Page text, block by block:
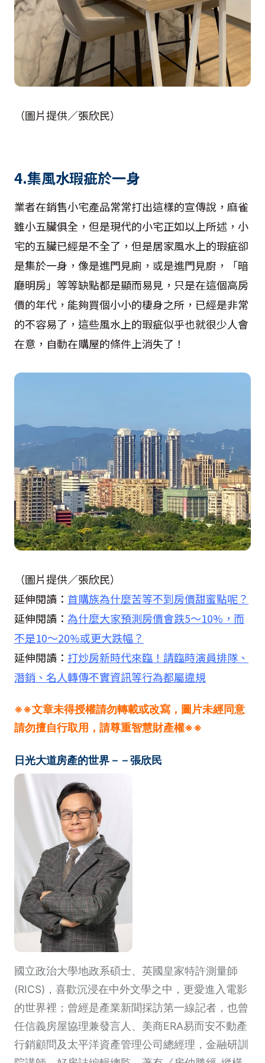
（圖片提供／張欣民）
4.集風水瑕疵於一身
業者在銷售小宅產品常常打出這樣的宣傳說，麻雀
雖小五臟俱全，但是現代的小宅正如以上所述，小
宅的五臟已經是不全了，但是居家風水上的瑕疵卻
是集於一身，像是進門見廁，或是進門見廚，「暗
廳明房」等等缺點都是顯而易見，只是在這個高房
價的年代，能夠買個小小的棲身之所，已經是非常
的不容易了，這些風水上的瑕疵似乎也就很少人會
在意，自動在購屋的條件上消失了！
（圖片提供／張欣民）
延伸閱讀： 首購族為什麼苦等不到房價甜蜜點呢？
延伸閱讀： 為什麼大家預測房價會跌5～10%，而
不是10～20%或更大跌幅？
延伸閱讀： 打炒房新時代來臨！請臨時演員排隊、
潛銷、名人轉傳不實資訊等行為都屬違規
※※文章未得授權請勿轉載或改寫，圖片未經同意
請勿擅自行取用，請尊重智慧財產權※※
日光大道房產的世界－－張欣民
國立政治大學地政系碩士、英國皇家特許測量師
(RICS)，喜歡沉浸在中外文學之中，更愛進入電影
的世界裡；曾經是產業新聞採訪第一線記者，也曾
任信義房屋協理兼發言人、美商ERA易而安不動產
行銷顧問及太平洋資產管理公司總經理，金融研訓